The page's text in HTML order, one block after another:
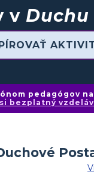
v Duchu
pedagógov
bezplatný